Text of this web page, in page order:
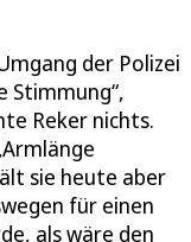
der Polizei
Stimmung“,
Reker nichts.
sie heute aber
für einen
als wäre den